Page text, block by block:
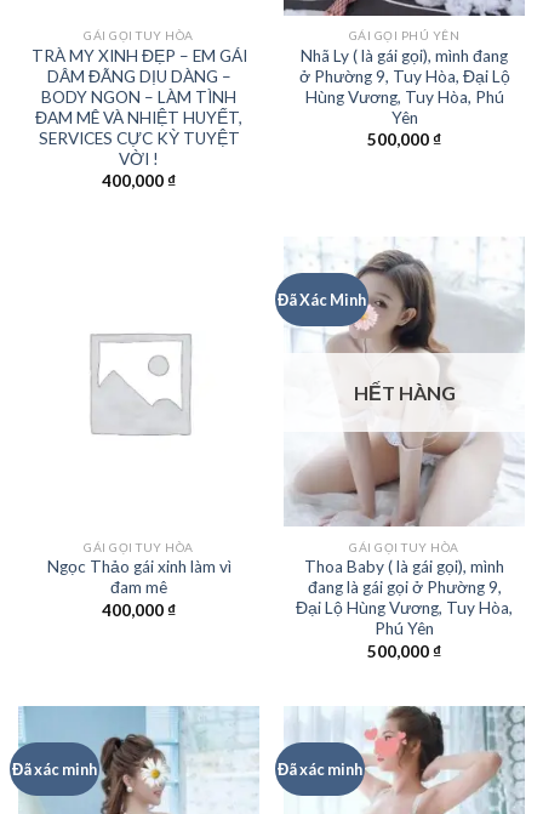
GÁI GỌI TUY HÒA
TRÀ MY XINH ĐẸP – EM GÁI
DÂM ĐÃNG DỊU DÀNG –
BODY NGON – LÀM TÌNH
ĐAM MÊ VÀ NHIỆT HUYẾT,
SERVICES CỰC KỲ TUYỆT
VỜI !
400,000₫
GÁI GỌI PHÚ YÊN
Nhã Ly ( là gái gọi), mình đang
ở Phường 9, Tuy Hòa, Đại Lộ
Hùng Vương, Tuy Hòa, Phú
Yên
500,000₫
GÁI GỌI TUY HÒA
Ngọc Thảo gái xinh làm vì
đam mê
400,000₫
Đã Xác Minh
HẾT HÀNG
GÁI GỌI TUY HÒA
Thoa Baby ( là gái gọi), mình
đang là gái gọi ở Phường 9,
Đại Lộ Hùng Vương, Tuy Hòa,
Phú Yên
500,000₫
Đã xác minh Đã xác minh